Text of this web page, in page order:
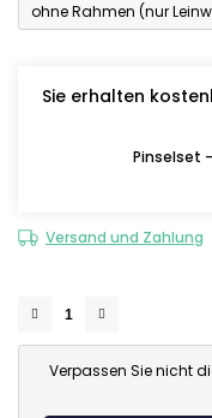
ohne Rahmen (nur
Sie erhalten
Pinselset
Versand und Zahlung
Verpassen Sie nicht